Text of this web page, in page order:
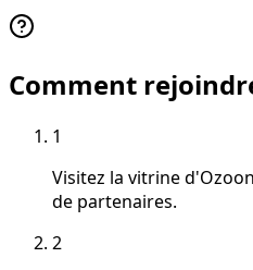
Comment
1
Visitez la vitrine
de partenaires.
2